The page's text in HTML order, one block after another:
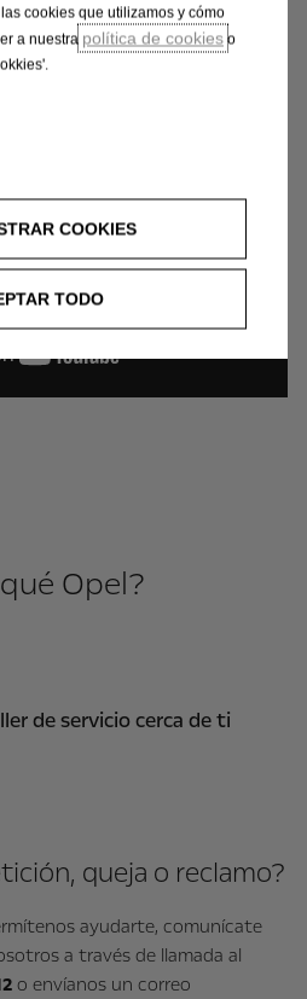
Opel?
queja o reclamo?
ayudarte, comunícate
a través de llamada al
o envíanos un correo
cookies que utilizamos y cómo
a nuestra política de cookies o
COOKIES
TODO